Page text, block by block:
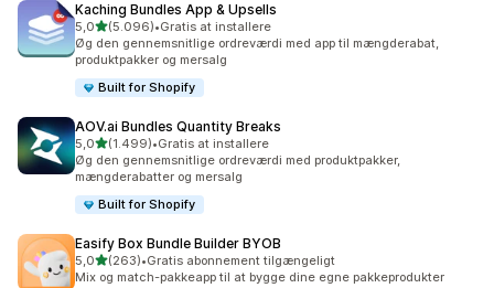
Kaching Bundles App & Upsells
5,0ud af 5 stjerner
(5.096)
5096 anmeldelser i alt
•Gratis at installere
Øg den gennemsnitlige ordreværdi med app til mængderabat,
produktpakker og mersalg
Built for Shopify
AOV.ai Bundles Quantity Breaks
5,0ud af 5 stjerner
(1.499)
1499 anmeldelser i alt
•Gratis at installere
Øg den gennemsnitlige ordreværdi med produktpakker,
mængderabatter og mersalg
Built for Shopify
Easify Box Bundle Builder BYOB
5,0ud af 5 stjerner
(263)
263 anmeldelser i alt
•Gratis abonnement tilgængeligt
Mix og match-pakkeapp til at bygge dine egne pakkeprodukter